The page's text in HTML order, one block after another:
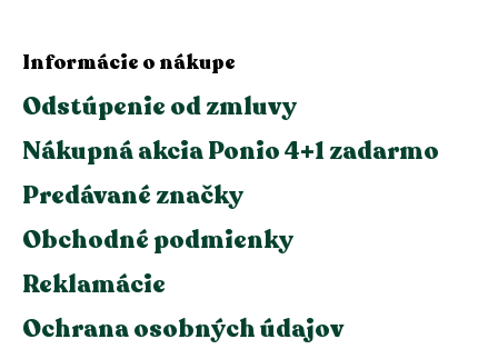
Informácie o nákupe
Odstúpenie od zmluvy
Nákupná akcia Ponio 4+1 zadarmo
Predávané značky
Obchodné podmienky
Reklamácie
Ochrana osobných údajov